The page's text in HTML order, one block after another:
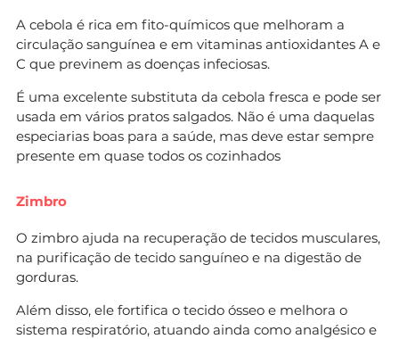
A cebola é rica em fito-químicos que melhoram a
circulação sanguínea e em vitaminas antioxidantes A e
C que previnem as doenças infeciosas.
É uma excelente substituta da cebola fresca e pode ser
usada em vários pratos salgados. Não é uma daquelas
especiarias boas para a saúde, mas deve estar sempre
presente em quase todos os cozinhados
Zimbro
O zimbro ajuda na recuperação de tecidos musculares,
na purificação de tecido sanguíneo e na digestão de
gorduras.
Além disso, ele fortifica o tecido ósseo e melhora o
sistema respiratório, atuando ainda como analgésico e